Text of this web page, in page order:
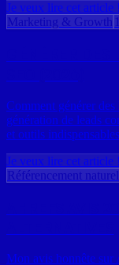
Je veux lire cet
Marketing & Growth
Comment générer
génération de leads
et outils
Je veux lire cet
Référencement
Mon avis honnête sur